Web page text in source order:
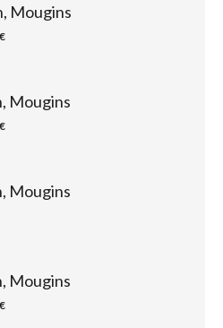
Mougins
Mougins
Mougins
Mougins